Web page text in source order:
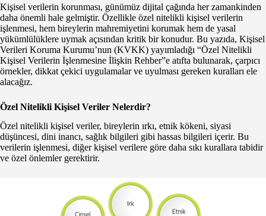
Kişisel verilerin korunması, günümüz dijital çağında her zamankinden
daha önemli hale gelmiştir. Özellikle özel nitelikli kişisel verilerin
işlenmesi, hem bireylerin mahremiyetini korumak hem de yasal
yükümlülüklere uymak açısından kritik bir konudur. Bu yazıda, Kişisel
Verileri Koruma Kurumu’nun (KVKK) yayımladığı “Özel Nitelikli
Kişisel Verilerin İşlenmesine İlişkin Rehber”e atıfta bulunarak, çarpıcı
örnekler, dikkat çekici uygulamalar ve uyulması gereken kuralları ele
alacağız.
Özel Nitelikli Kişisel Veriler Nelerdir?
Özel nitelikli kişisel veriler, bireylerin ırkı, etnik kökeni, siyasi
düşüncesi, dini inancı, sağlık bilgileri gibi hassas bilgileri içerir. Bu
verilerin işlenmesi, diğer kişisel verilere göre daha sıkı kurallara tabidir
ve özel önlemler gerektirir.